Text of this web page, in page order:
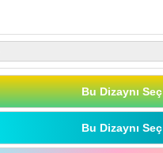
Bu Dizaynı Seç
Bu Dizaynı Seç